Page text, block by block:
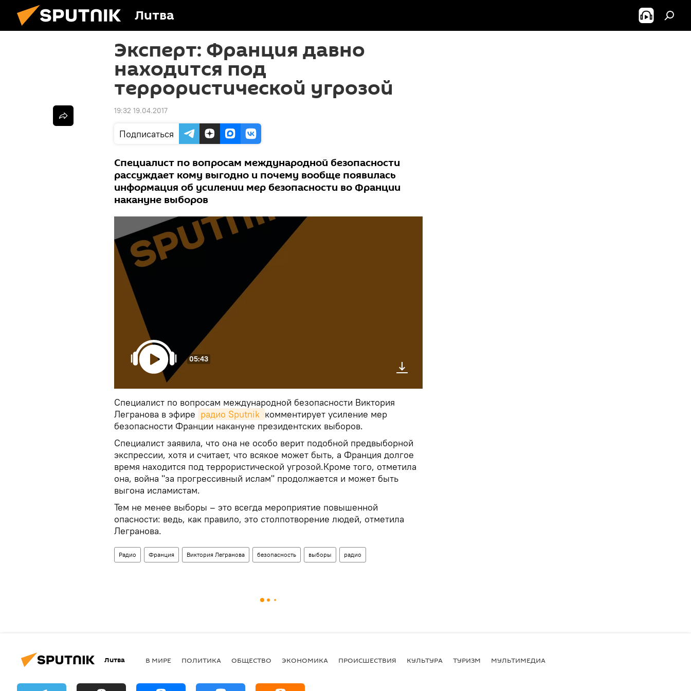
Литва
Эксперт: Франция давно
находится под
террористической угрозой
19:32 19.04.2017
Подписаться
Специалист по вопросам международной безопасности
рассуждает кому выгодно и почему вообще появилась
информация об усилении мер безопасности во Франции
накануне выборов
05:43
Специалист по вопросам международной безопасности Виктория
Легранова в эфире радио Sputnik комментирует усиление мер
безопасности Франции накануне президентских выборов.
Специалист заявила, что она не особо верит подобной предвыборной
экспрессии, хотя и считает, что всякое может быть, а Франция долгое
время находится под террористической угрозой.Кроме того, отметила
она, война "за прогрессивный ислам" продолжается и может быть
выгона исламистам.
Тем не менее выборы – это всегда мероприятие повышенной
опасности: ведь, как правило, это столпотворение людей, отметила
Легранова.
Радио Франция Виктория Легранова безопасность выборы радио
Литва В МИРЕ ПОЛИТИКА ОБЩЕСТВО ЭКОНОМИКА ПРОИСШЕСТВИЯ КУЛЬТУРА ТУРИЗМ МУЛЬТИМЕДИА